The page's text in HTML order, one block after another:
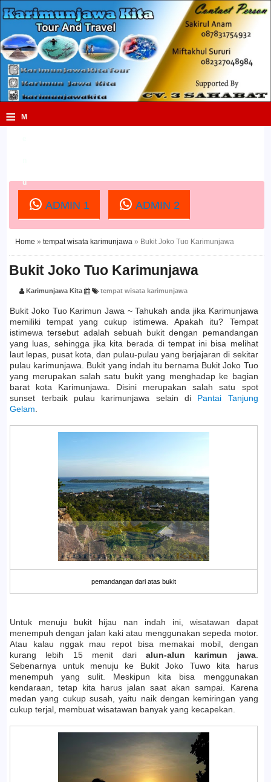
≡ M
u
ADMIN 1 ADMIN 2
Home »tempat wisata karimunjawa » Bukit Joko Tuo Karimunjawa
Bukit Joko Tuo Karimunjawa
Karimunjawa Kita tempat wisata karimunjawa
Bukit Joko Tuo Karimun Jawa ~ Tahukah anda jika Karimunjawa
memiliki tempat yang cukup istimewa. Apakah itu? Tempat
istimewa tersebut adalah sebuah bukit dengan pemandangan
yang luas, sehingga jika kita berada di tempat ini bisa melihat
laut lepas, pusat kota, dan pulau-pulau yang berjajaran di sekitar
pulau karimunjawa. Bukit yang indah itu bernama Bukit Joko Tuo
yang merupakan salah satu bukit yang menghadap ke bagian
barat kota Karimunjawa. Disini merupakan salah satu spot
sunset terbaik pulau karimunjawa selain di Pantai Tanjung
Gelam.
pemandangan dari atas bukit
Untuk menuju bukit hijau nan indah ini, wisatawan dapat
menempuh dengan jalan kaki atau menggunakan sepeda motor.
Atau kalau nggak mau repot bisa memakai mobil, dengan
kurang lebih 15 menit darialun-alun karimun jawa.
Sebenarnya untuk menuju ke Bukit Joko Tuwo kita harus
menempuh yang sulit. Meskipun kita bisa menggunakan
kendaraan, tetap kita harus jalan saat akan sampai. Karena
medan yang cukup susah, yaitu naik dengan kemiringan yang
cukup terjal, membuat wisatawan banyak yang kecapekan.